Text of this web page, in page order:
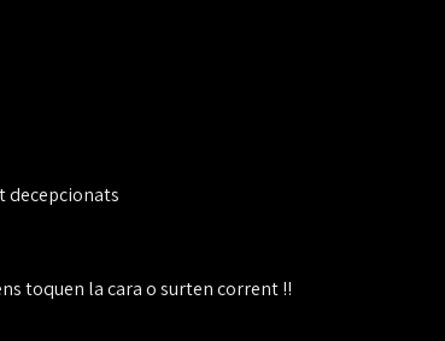
decepcionats
toquen la cara o surten corrent !!